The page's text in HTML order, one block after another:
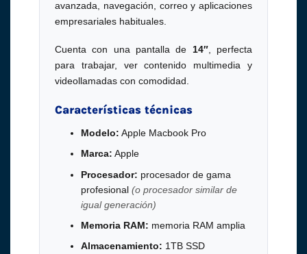
avanzada, navegación, correo y aplicaciones
empresariales habituales.
Cuenta con una pantalla de 14″, perfecta
para trabajar, ver contenido multimedia y
videollamadas con comodidad.
Características técnicas
Modelo: Apple Macbook Pro
Marca: Apple
Procesador: procesador de gama
profesional (o procesador similar de
igual generación)
Memoria RAM: memoria RAM amplia
Almacenamiento: 1TB SSD